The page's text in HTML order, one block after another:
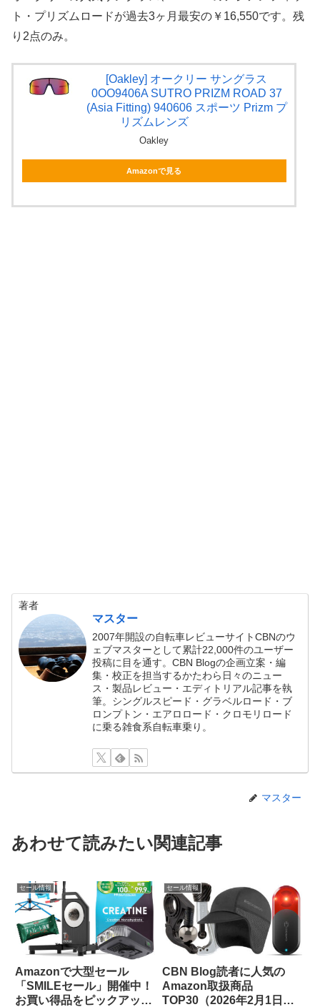
ト・プリズムロードが過去3ヶ月最安の￥16,550です。残
り2点のみ。
[Oakley] オークリー サングラス
0OO9406A SUTRO PRIZM ROAD 37
(Asia Fitting) 940606 スポーツ Prizm プ
リズムレンズ
Oakley
Amazonで見る
著者
マスター
2007年開設の自転車レビューサイトCBNのウ
ェブマスターとして累計22,000件のユーザー
投稿に目を通す。CBN Blogの企画立案・編
集・校正を担当するかたわら日々のニュー
ス・製品レビュー・エディトリアル記事を執
筆。シングルスピード・グラベルロード・ブ
ロンプトン・エアロロード・クロモリロード
に乗る雑食系自転車乗り。
マスター
あわせて読みたい関連記事
セール情報
Amazonで大型セール
「SMILEセール」開催中！
お買い得品をピックアップ
セール情報
CBN Blog読者に人気の
Amazon取扱商品
TOP30（2026年2月1日